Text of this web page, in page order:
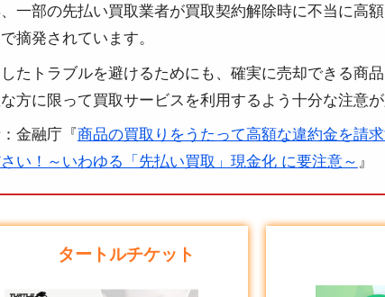
一部の先払い買取業者が買取契約解除時に不当に高
摘発されています。
たトラブルを避けるためにも、確実に売却できる商
方に限って買取サービスを利用するよう十分な注意が
金融庁『商品の買取りをうたって高額な違約金を請
さい！～いわゆる「先払い買取」現金化 に要注意～ 』
タートルチケット